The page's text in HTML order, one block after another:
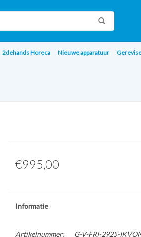
2dehands Horeca Nieuwe apparatuur
€995,00
Informatie
Artikelnummer:
G-V-FRI-2925-